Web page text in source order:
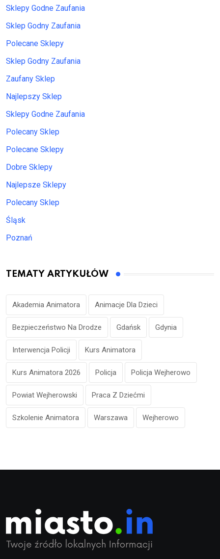
Sklepy Godne Zaufania
Sklep Godny Zaufania
Polecane Sklepy
Sklep Godny Zaufania
Zaufany Sklep
Najlepszy Sklep
Sklepy Godne Zaufania
Polecany Sklep
Polecane Sklepy
Dobre Sklepy
Najlepsze Sklepy
Polecany Sklep
Śląsk
Poznań
TEMATY ARTYKUŁÓW
Akademia Animatora Animacje Dla Dzieci
Bezpieczeństwo Na Drodze Gdańsk Gdynia
Interwencja Policji Kurs Animatora
Kurs Animatora 2026 Policja Policja Wejherowo
Powiat Wejherowski Praca Z Dziećmi
Szkolenie Animatora Warszawa Wejherowo